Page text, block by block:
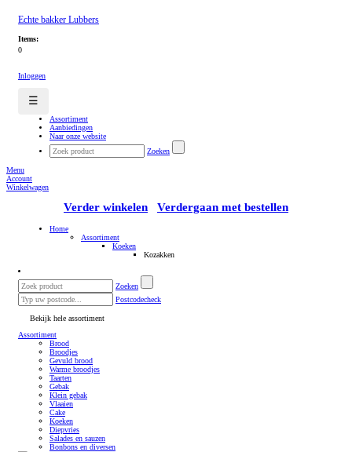
Echte bakker Lubbers
Items:
0
Inloggen
☰
Assortiment
Aanbiedingen
Naar onze website
Zoeken
Menu
Account
Winkelwagen
Verder winkelen Verdergaan met bestellen
Home
Assortiment
Koeken
Kozakken
Zoeken
Postcodecheck
Bekijk hele assortiment
Assortiment
Brood
Broodjes
Gevuld brood
Warme broodjes
Taarten
Gebak
Klein gebak
Vlaaien
Cake
Koeken
Diepvries
Salades en sauzen
Bonbons en diversen